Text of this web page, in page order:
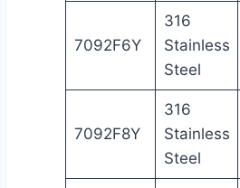
7092F6Y
316
Stainless
Steel
7092F8Y
316
Stainless
Steel